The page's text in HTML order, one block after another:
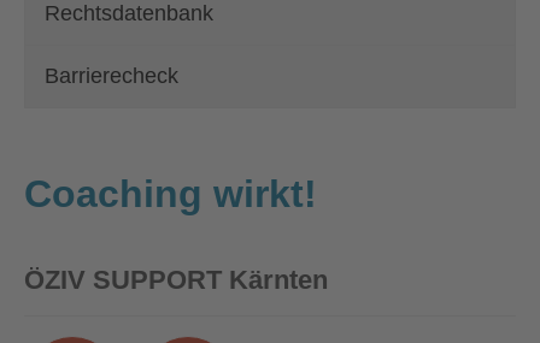
Rechtsdatenbank
Barrierecheck
Coaching wirkt!
ÖZIV SUPPORT Kärnten